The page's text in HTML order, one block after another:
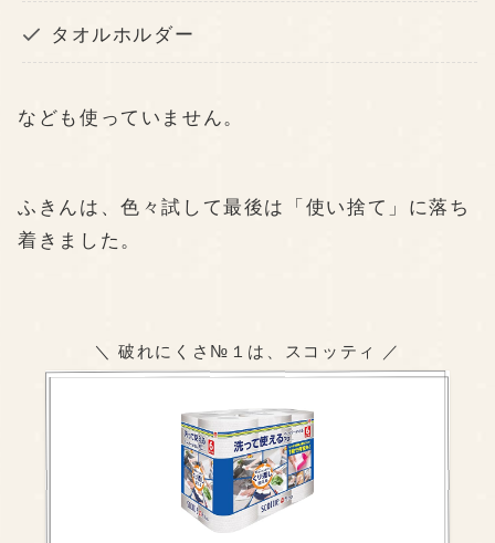
タオルホルダー
なども使っていません。
ふきんは、色々試して最後は「使い捨て」に落ち
着きました。
＼ 破れにくさ№１は、スコッティ ／